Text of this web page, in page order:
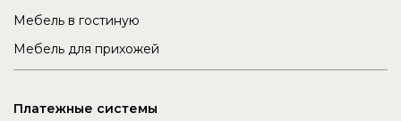
Мебель в гостиную
Мебель для прихожей
Платежные системы